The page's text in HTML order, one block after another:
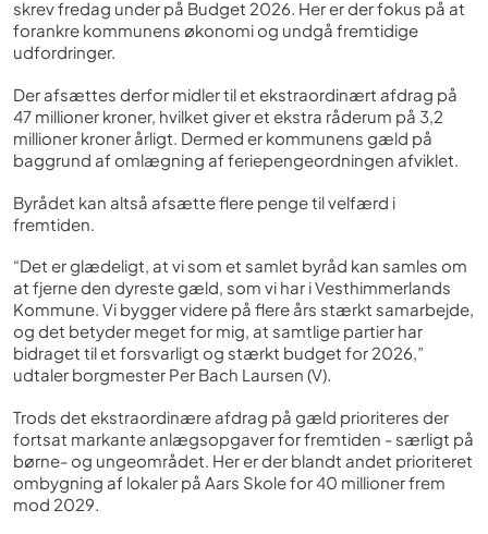
skrev fredag under på Budget 2026. Her er der fokus på at
forankre kommunens økonomi og undgå fremtidige
udfordringer.
Der afsættes derfor midler til et ekstraordinært afdrag på
47 millioner kroner, hvilket giver et ekstra råderum på 3,2
millioner kroner årligt. Dermed er kommunens gæld på
baggrund af omlægning af feriepengeordningen afviklet.
Byrådet kan altså afsætte flere penge til velfærd i
fremtiden.
“Det er glædeligt, at vi som et samlet byråd kan samles om
at fjerne den dyreste gæld, som vi har i Vesthimmerlands
Kommune. Vi bygger videre på flere års stærkt samarbejde,
og det betyder meget for mig, at samtlige partier har
bidraget til et forsvarligt og stærkt budget for 2026,”
udtaler borgmester Per Bach Laursen (V).
Trods det ekstraordinære afdrag på gæld prioriteres der
fortsat markante anlægsopgaver for fremtiden - særligt på
børne- og ungeområdet. Her er der blandt andet prioriteret
ombygning af lokaler på Aars Skole for 40 millioner frem
mod 2029.